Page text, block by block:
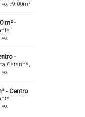
79.00m²
m² -
-
Catarina,
- Centro